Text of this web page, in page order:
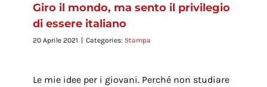
Giro il mondo, ma sento il privilegio
di essere italiano
20 Aprile 2021 | Categories: Stampa
Le mie idee per i giovani. Perché non studiare